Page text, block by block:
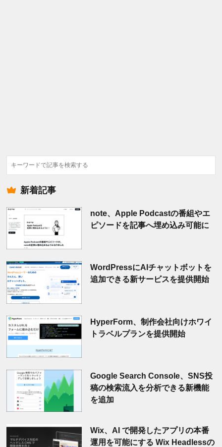
検
索
新着記事
note、Apple Podcastの番組やエ
ピソードを記事へ埋め込み可能に
WordPressにAIチャットボットを
追加できる新サービスを提供開始
HyperForm、制作会社向けホワイ
トラベルプランを提供開始
Google Search Console、SNS投
稿の検索流入を分析できる新機能
を追加
Wix、AI で開発したアプリの本番
運用を可能にする Wix Headlessの